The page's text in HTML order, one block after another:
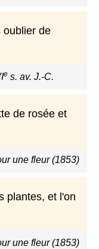
oublier de
e s. av. J.-C.
de rosée et
une fleur (1853)
plantes, et l'on
une fleur (1853)